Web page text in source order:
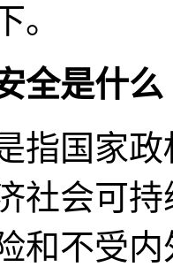
。
是什么
国家政
社会可
和不受